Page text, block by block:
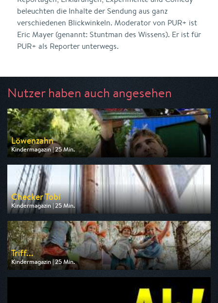
beleuchten die Inhalte der Sendung aus ganz
verschiedenen Blickwinkeln. Moderator von PUR+ ist
Eric Mayer (genannt: Stuntman des Wissens). Er ist für
PUR+ als Reporter unterwegs.
Nutzer haben auch angesehen
Löwenzahn
Kindermagazin | 25 Min.
Ausgestrahlt von ZDF
am 09.08.2026, 08:15
Checker Tobi
Kindermagazin | 25 Min.
Ausgestrahlt von KiKA
am 09.08.2026, 09:00
Triff...
Kindermagazin | 25 Min.
Ausgestrahlt von KiKA
am 10.08.2026, 13:15